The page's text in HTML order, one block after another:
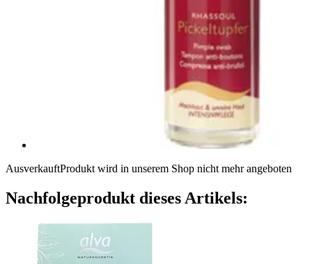
AusverkauftProdukt wird in unserem Shop nicht mehr angeboten
Nachfolgeprodukt dieses Artikels: